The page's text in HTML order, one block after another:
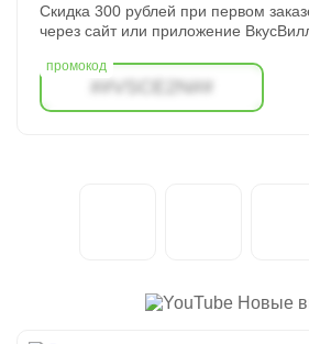
Скидка 300 рублей при первом
через сайт или приложение
##VSCE2N##
Новые